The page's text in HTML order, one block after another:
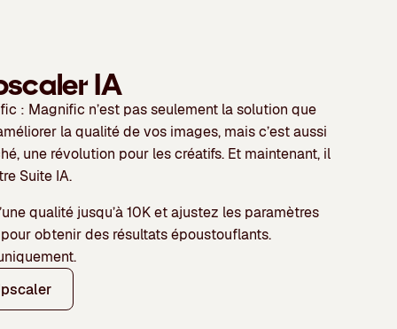
IA
: Magnific n’est pas seulement la solution que
la qualité de vos images, mais c’est aussi
, une révolution pour les créatifs. Et maintenant, il
Suite IA.
qualité jusqu’à 10Ket ajustez les paramètres
obtenir des résultats époustouflants.